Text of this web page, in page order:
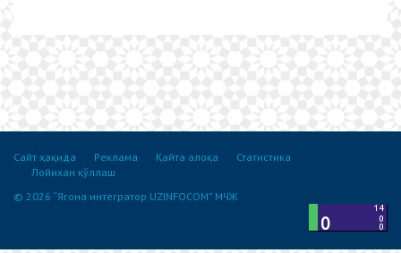
Сайт ҳақида Реклама Қайта алоқа
Статистика
Лойихан қўллаш
© 2026 “Ягона интегратор UZINFOCOM” МЧЖ